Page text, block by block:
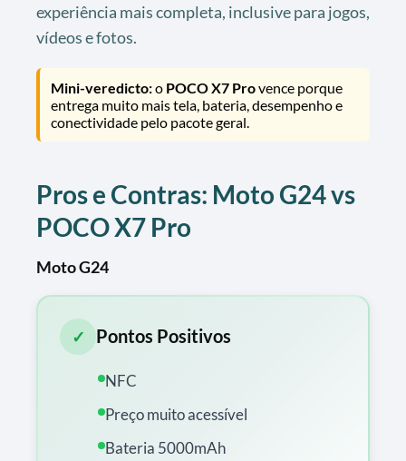
experiência mais completa, inclusive para jogos,
vídeos e fotos.
Mini-veredicto:o POCO X7 Provence porque
entrega muito mais tela, bateria, desempenho e
conectividade pelo pacote geral.
Pros e Contras: Moto G24 vs
POCO X7 Pro
Moto G24
✓ Pontos Positivos
NFC
Preço muito acessível
Bateria 5000mAh